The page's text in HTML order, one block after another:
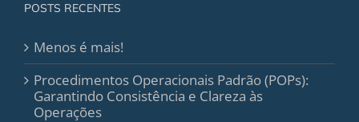
POSTS RECENTES
Menos é mais!
Procedimentos Operacionais Padrão (POPs):
Garantindo Consistência e Clareza às
Operações